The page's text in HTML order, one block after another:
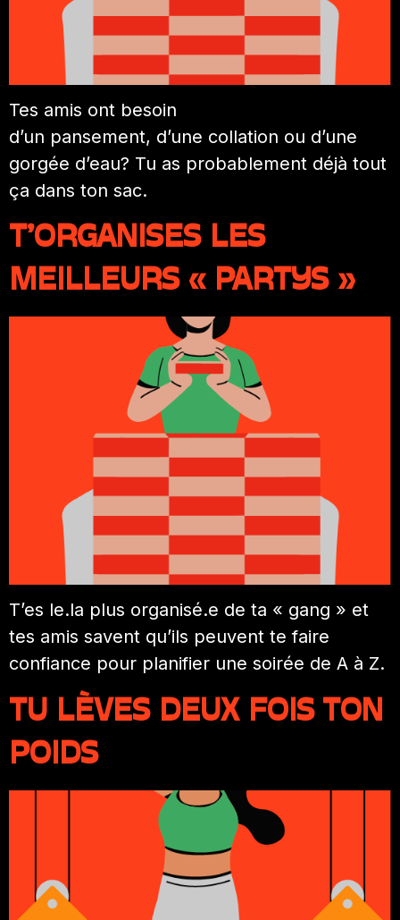
Tes amis ont besoin
d’un pansement, d’une collation ou d’une
gorgée d’eau? Tu as probablement déjà tout
ça dans ton sac.
T’ORGANISES LES
MEILLEURS « PARTYS »
T’es le.la plus organisé.e de ta « gang » et
tes amis savent qu’ils peuvent te faire
confiance pour planifier une soirée de A à Z.
TU LÈVES DEUX FOIS TON
POIDS